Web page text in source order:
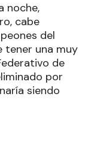
noche,
cabe
del
tener una muy
de
por
siendo